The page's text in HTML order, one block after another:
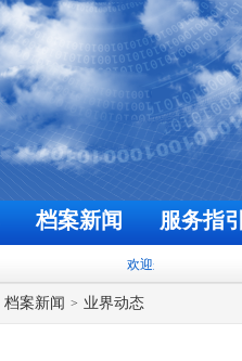
档案新闻 服务指引
欢迎来到福州档案信息网
档案新闻 > 业界动态